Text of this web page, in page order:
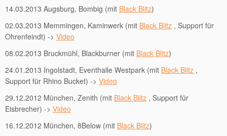
14.03.2013 Augsburg, Bombig (mit Black Blitz)
02.03.2013 Memmingen, Kaminwerk (mit Black Blitz , Support für
Ohrenfeindt) -> Video
08.02.2013 Bruckmühl, Blackburner (mit Black Blitz)
24.01.2013 Ingolstadt, Eventhalle Westpark (mit Black Blitz ,
Support für Rhino Bucket) -> Video
29.12.2012 München, Zenith (mit Black Blitz , Support für
Eisbrecher) -> Video
16.12.2012 München, 8Below (mit Black Blitz)